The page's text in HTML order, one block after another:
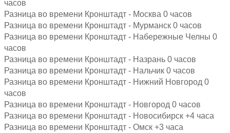
часов
Разница во времени Кронштадт - Москва 0 часов
Разница во времени Кронштадт - Мурманск 0 часов
Разница во времени Кронштадт - Набережные Челны 0
часов
Разница во времени Кронштадт - Назрань 0 часов
Разница во времени Кронштадт - Нальчик 0 часов
Разница во времени Кронштадт - Нижний Новгород 0
часов
Разница во времени Кронштадт - Новгород 0 часов
Разница во времени Кронштадт - Новосибирск +4 часа
Разница во времени Кронштадт - Омск +3 часа